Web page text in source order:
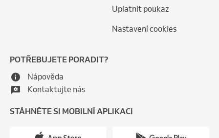
Uplatnit poukaz
Nastavení cookies
POTŘEBUJETE PORADIT?
Nápověda
Kontaktujte nás
STÁHNĚTE SI MOBILNÍ APLIKACI